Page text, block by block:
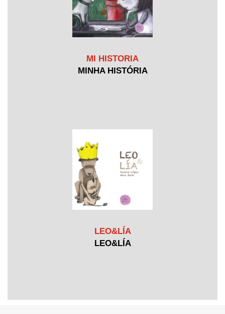
MI HISTORIA
MINHA HISTÓRIA
LEO&LÍA
LEO&LÍA